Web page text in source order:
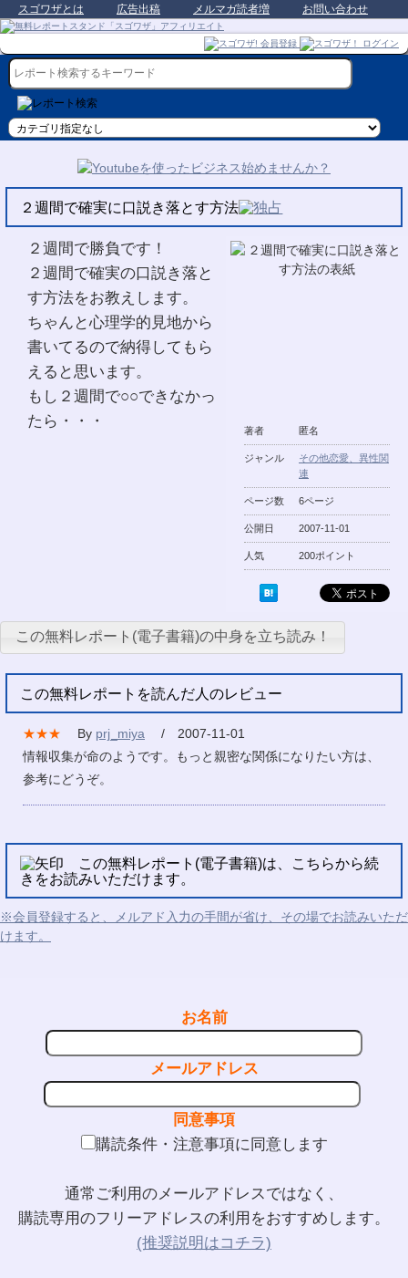
スゴワザとは 広告出稿 メルマガ読者増 お問い合わせ
２週間で確実に口説き落とす方法
著者 匿名
ジャンル
その他恋愛、異性関
連
ページ数 6ページ
公開日 2007-11-01
人気 200ポイント
２週間で勝負です！
２週間で確実の口説き落と
す方法をお教えします。
ちゃんと心理学的見地から
書いてるので納得してもら
えると思います。
もし２週間で○○できなかっ
たら・・・
この無料レポート(電子書籍)の中身を立ち読み！
この無料レポートを読んだ人のレビュー
★★★ By prj_miya
/ 2007-11-01
情報収集が命のようです。もっと親密な関係になりたい方は、
参考にどうぞ。
この無料レポート(電子書籍)は、こちらから続
きをお読みいただけます。
※会員登録すると、メルアド入力の手間が省け、その場でお読みいただ
けます。
お名前
メールアドレス
同意事項
購読条件・注意事項に同意します
通常ご利用のメールアドレスではなく、
購読専用のフリーアドレスの利用をおすすめします。
(推奨説明はコチラ)